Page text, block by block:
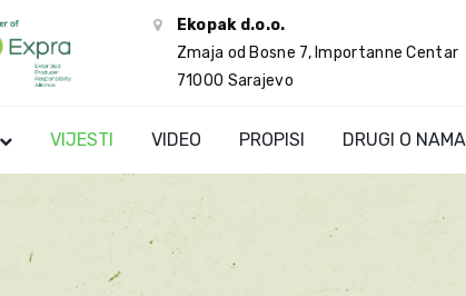
Ekopak d.o.o.
Zmaja od Bosne 7, Importanne Centar
71000 Sarajevo
VIJESTI VIDEO PROPISI DRUGI O NAMA